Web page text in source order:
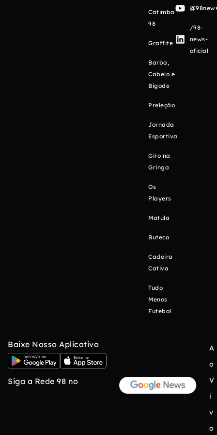
Catimba
98
Graffite
Barba,
Cabelo e
Bigode
Preleção
Jornada
Esportiva
Giro na
Gringa
Os
Players
Matula
Buteco
Cadeira
Cativa
Tudo
Menos
Futebol
/98-
news-
oficial
Baixe Nosso Aplicativo
Siga a Rede 98 no
A
o
V
i
v
o